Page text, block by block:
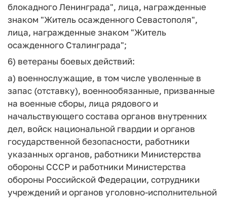
блокадного Ленинграда", лица, награжденные
знаком "Житель осажденного Севастополя",
лица, награжденные знаком "Житель
осажденного Сталинграда";
6) ветераны боевых действий:
а) военнослужащие, в том числе уволенные в
запас (отставку), военнообязанные, призванные
на военные сборы, лица рядового и
начальствующего состава органов внутренних
дел, войск национальной гвардии и органов
государственной безопасности, работники
указанных органов, работники Министерства
обороны СССР и работники Министерства
обороны Российской Федерации, сотрудники
учреждений и органов уголовно-исполнительной